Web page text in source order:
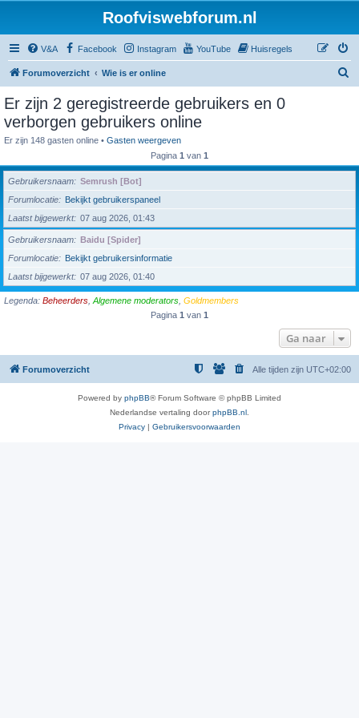
Roofviswebforum.nl
V&A Facebook Instagram YouTube Huisregels
Forumoverzicht Wie is er online
Er zijn 2 geregistreerde gebruikers en 0
verborgen gebruikers online
Er zijn 148 gasten online • Gasten weergeven
Pagina 1 van 1
Gebruikersnaam
Semrush [Bot]
Forumlocatie
Bekijkt gebruikerspaneel
Laatst bijgewerkt
07 aug 2026, 01:43
Gebruikersnaam
Baidu [Spider]
Forumlocatie
Bekijkt gebruikersinformatie
Laatst bijgewerkt
07 aug 2026, 01:40
Legenda: Beheerders Algemene moderators Goldmembers
Pagina 1 van 1
Ga naar
Forumoverzicht Alle tijden zijn UTC+02:00
Powered by phpBB® Forum Software © phpBB Limited
Nederlandse vertaling doorphpBB.nl
Privacy | Gebruikersvoorwaarden